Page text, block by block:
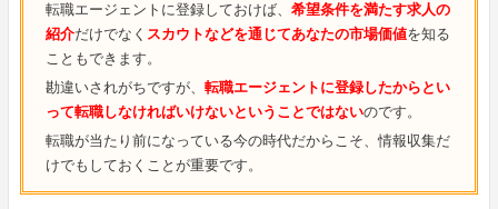
転職エージェントに登録しておけば、 希望条件を満たす求人の
紹介だけでなく スカウトなどを通じてあなたの市場価値を知る
こともできます。
勘違いされがちですが、 転職エージェントに登録したからとい
って転職しなければいけないということではないのです。
転職が当たり前になっている今の時代だからこそ、情報収集だ
けでもしておくことが重要です。